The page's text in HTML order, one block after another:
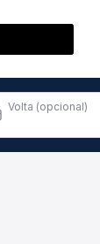
Volta (opcional)